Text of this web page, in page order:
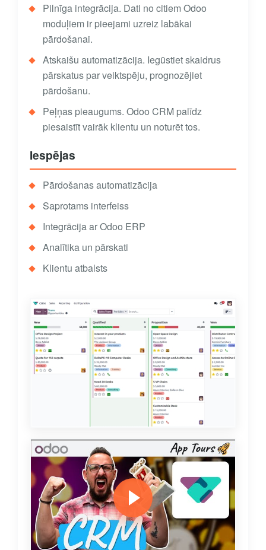
Pilnīga integrācija. Dati no citiem Odoo
moduļiem ir pieejami uzreiz labākai
pārdošanai.
Atskaišu automatizācija. Iegūstiet skaidrus
pārskatus par veiktspēju, prognozējiet
pārdošanu.
Peļņas pieaugums. Odoo CRM palīdz
piesaistīt vairāk klientu un noturēt tos.
Iespējas
Pārdošanas automatizācija
Saprotams interfeiss
Integrācija ar Odoo ERP
Analītika un pārskati
Klientu atbalsts